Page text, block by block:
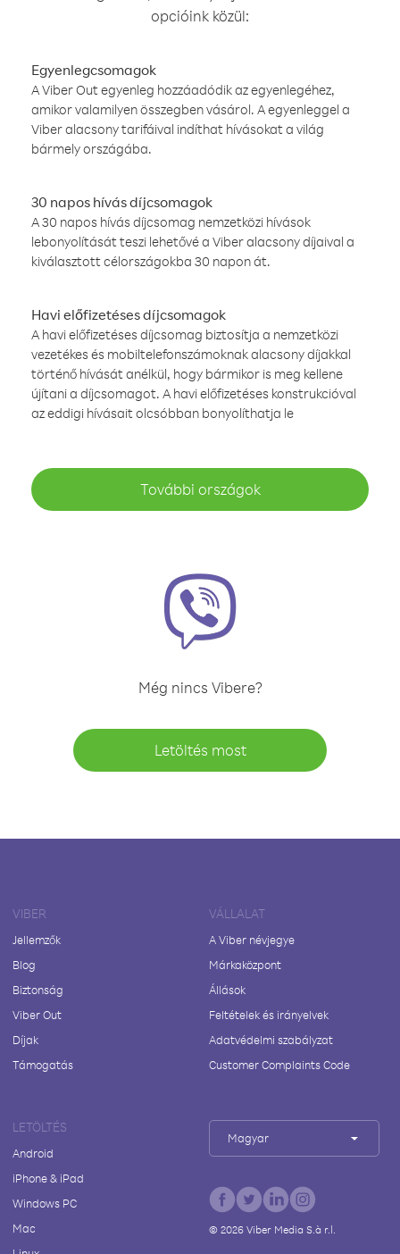
opcióink közül:
Egyenlegcsomagok
A Viber Out egyenleg hozzáadódik az egyenlegéhez,
amikor valamilyen összegben vásárol. A egyenleggel a
Viber alacsony tarifáival indíthat hívásokat a világ
bármely országába.
30 napos hívás díjcsomagok
A 30 napos hívás díjcsomag nemzetközi hívások
lebonyolítását teszi lehetővé a Viber alacsony díjaival a
kiválasztott célországokba 30 napon át.
Havi előfizetéses díjcsomagok
A havi előfizetéses díjcsomag biztosítja a nemzetközi
vezetékes és mobiltelefonszámoknak alacsony díjakkal
történő hívását anélkül, hogy bármikor is meg kellene
újítani a díjcsomagot. A havi előfizetéses konstrukcióval
az eddigi hívásait olcsóbban bonyolíthatja le
További országok
Még nincs Vibere?
Letöltés most
VIBER
Jellemzők
Blog
Biztonság
Viber Out
Díjak
Támogatás
VÁLLALAT
A Viber névjegye
Márkaközpont
Állások
Feltételek és irányelvek
Adatvédelmi szabályzat
Customer Complaints Code
LETÖLTÉS
Android
iPhone & iPad
Windows PC
Mac
Magyar
© 2026Viber Media S.à r.l.